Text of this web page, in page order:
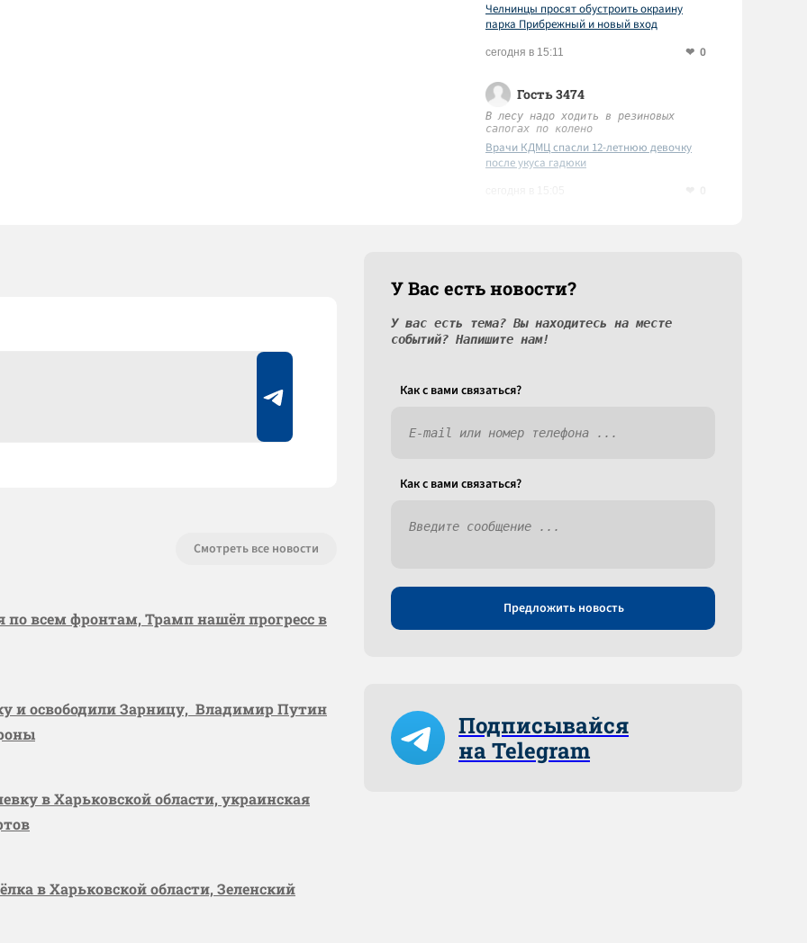
Челнинцы просят обустроить окраину
парка Прибрежный и новый вход
сегодня в 15:11 0
Гость 3474
В лесу надо ходить в резиновых
сапогах по колено
Врачи КДМЦ спасли 12-летнюю девочку
после укуса гадюки
Смотреть все новости
по всем фронтам, Трамп нашёл прогресс в
и освободили Зарницу, Владимир Путин
в Харьковской области, украинская
в Харьковской области, Зеленский
У Вас есть новости?
У вас есть тема? Вы находитесь на месте
событий? Напишите нам!
Как c вами связаться?
Как c вами связаться?
Предложить новость
Подписывайся
на Telegram